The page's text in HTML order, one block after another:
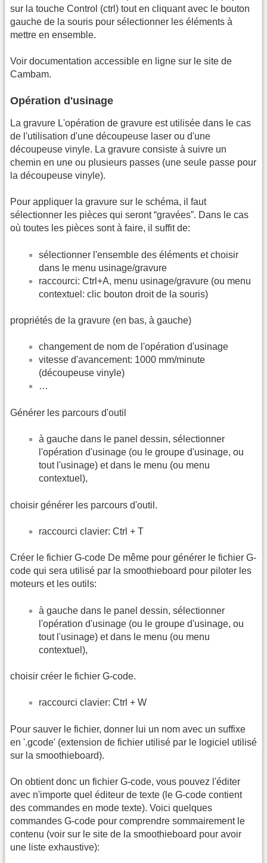
sur la touche Control (ctrl) tout en cliquant avec le bouton
gauche de la souris pour sélectionner les éléments à
mettre en ensemble.
Voir documentation accessible en ligne sur le site de
Cambam.
Opération d'usinage
La gravure L'opération de gravure est utilisée dans le cas
de l'utilisation d'une découpeuse laser ou d'une
découpeuse vinyle. La gravure consiste à suivre un
chemin en une ou plusieurs passes (une seule passe pour
la découpeuse vinyle).
Pour appliquer la gravure sur le schéma, il faut
sélectionner les pièces qui seront “gravées”. Dans le cas
où toutes les pièces sont à faire, il suffit de:
sélectionner l'ensemble des éléments et choisir
dans le menu usinage/gravure
raccourci: Ctrl+A, menu usinage/gravure (ou menu
contextuel: clic bouton droit de la souris)
propriétés de la gravure (en bas, à gauche)
changement de nom de l'opération d'usinage
vitesse d'avancement: 1000 mm/minute
(découpeuse vinyle)
…
Générer les parcours d'outil
à gauche dans le panel dessin, sélectionner
l'opération d'usinage (ou le groupe d'usinage, ou
tout l'usinage) et dans le menu (ou menu
contextuel),
choisir générer les parcours d'outil.
raccourci clavier: Ctrl + T
Créer le fichier G-code De même pour générer le fichier G-
code qui sera utilisé par la smoothieboard pour piloter les
moteurs et les outils:
à gauche dans le panel dessin, sélectionner
l'opération d'usinage (ou le groupe d'usinage, ou
tout l'usinage) et dans le menu (ou menu
contextuel),
choisir créer le fichier G-code.
raccourci clavier: Ctrl + W
Pour sauver le fichier, donner lui un nom avec un suffixe
en '.gcode' (extension de fichier utilisé par le logiciel utilisé
sur la smoothieboard).
On obtient donc un fichier G-code, vous pouvez l'éditer
avec n'importe quel éditeur de texte (le G-code contient
des commandes en mode texte). Voici quelques
commandes G-code pour comprendre sommairement le
contenu (voir sur le site de la smoothieboard pour avoir
une liste exhaustive):